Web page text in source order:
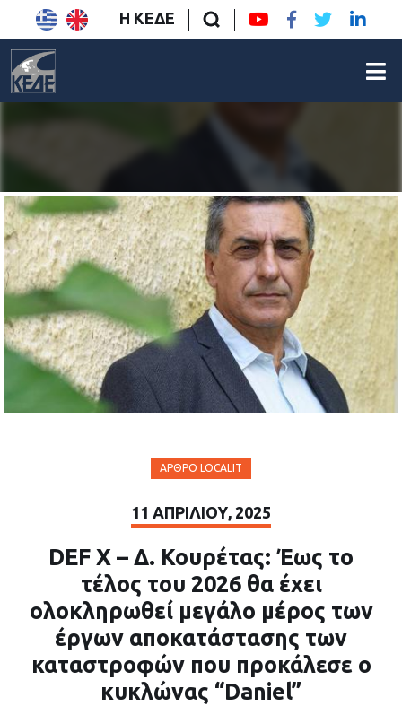
Η ΚΕΔΕ
ΆΡΘΡΟ LOCALIT
11 ΑΠΡΙΛΊΟΥ, 2025
DEF X – Δ. Κουρέτας: Έως το
τέλος του 2026 θα έχει
ολοκληρωθεί μεγάλο μέρος των
έργων αποκατάστασης των
καταστροφών που προκάλεσε ο
κυκλώνας “Daniel”